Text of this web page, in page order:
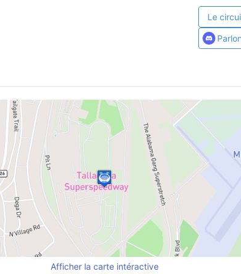
Le
Afficher la carte intéractive